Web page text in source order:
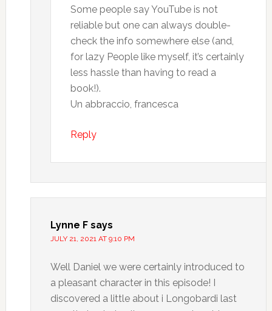
Some people say YouTube is not
reliable but one can always double-
check the info somewhere else (and,
for lazy People like myself, it’s certainly
less hassle than having to read a
book!).
Un abbraccio, francesca
Reply
Lynne F says
JULY 21, 2021 AT 9:10 PM
Well Daniel we were certainly introduced to
a pleasant character in this episode! I
discovered a little about i Longobardi last